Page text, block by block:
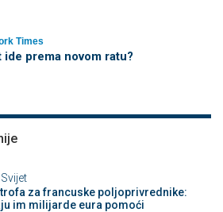
Times
ide prema novom ratu?
Svijet
za francuske poljoprivrednike:
im milijarde eura pomoći